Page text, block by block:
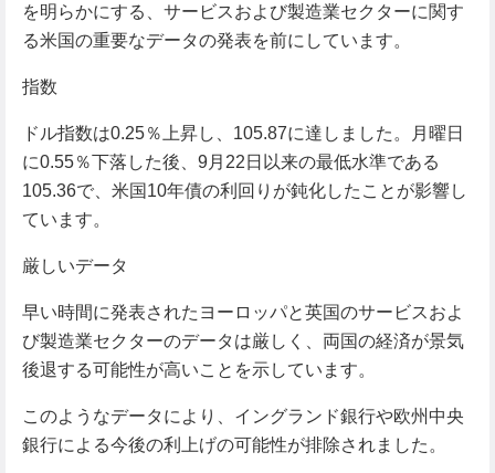
を明らかにする、サービスおよび製造業セクターに関す
る米国の重要なデータの発表を前にしています。
指数
ドル指数は0.25％上昇し、105.87に達しました。月曜日
に0.55％下落した後、9月22日以来の最低水準である
105.36で、米国10年債の利回りが鈍化したことが影響し
ています。
厳しいデータ
早い時間に発表されたヨーロッパと英国のサービスおよ
び製造業セクターのデータは厳しく、両国の経済が景気
後退する可能性が高いことを示しています。
このようなデータにより、イングランド銀行や欧州中央
銀行による今後の利上げの可能性が排除されました。